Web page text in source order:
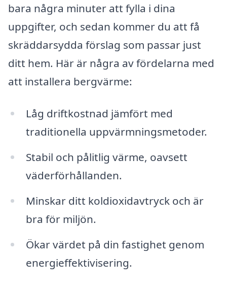
bara några minuter att fylla i dina
uppgifter, och sedan kommer du att få
skräddarsydda förslag som passar just
ditt hem. Här är några av fördelarna med
att installera bergvärme:
Låg driftkostnad jämfört med
traditionella uppvärmningsmetoder.
Stabil och pålitlig värme, oavsett
väderförhållanden.
Minskar ditt koldioxidavtryck och är
bra för miljön.
Ökar värdet på din fastighet genom
energieffektivisering.